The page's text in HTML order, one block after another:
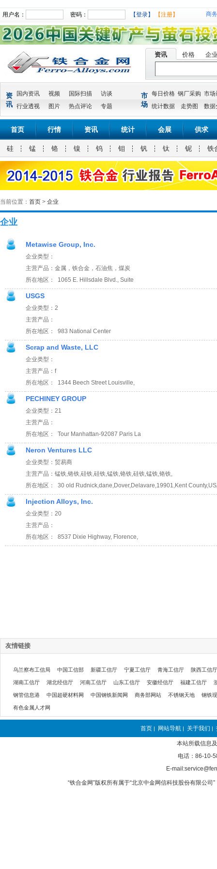
用户名： 密码： 【登录】 【注册】 商
资讯 价格 企
资
讯
国内资讯 视频 国际扫描
访谈
行业透视
图片 热点评论 专题
市
场
每日价格 钢厂采购 市场
统计数据
走势图 数据
首页 行情 资讯 统计 会展 供求
硅 锰 铬 镍 钨 钼 钒 钛 铌 铁
当前位置： 首页 > 企业
企业
Metawise Group, Inc.
企业类型：
主营产品：金属，铁合金，石油焦，煤炭
所在地区： 1065 E. Hillsdale Blvd., Suite
USGS
企业类型：2
主营产品：
所在地区： 983 National Center
Scrap and Waste, LLC
企业类型：
主营产品：f
所在地区： 1344 Beech Street Louisville,
PECHINEY GROUP
企业类型：21
主营产品：
所在地区： Tour Manhattan-92087 Paris La
Neron Ventures LLC
企业类型：贸易商
主营产品：锰铁,铬铁,硅铁,硅铁,锰铁,铬铁,硅铁,锰铁,铬铁,
所在地区： 30 old Rudnick,dane,Dover,Delavare,19901,Kent
Injection Alloys, Inc.
企业类型：20
主营产品：
所在地区： 8537 Dixie Highway, Florence,
友情链接
乌兰察布工信局 中国工信部 新疆工信厅 宁夏工信厅 青海工信厅 陕西工信厅
湖南工信厅 湖北经信厅 河南工信厅 山东工信厅 安徽经信厅 福建工信厅
钢管信息港 中国超硬材料网 中国钢铁新闻网 商务部网站 不锈钢天地 钢铁
有色金属人才网
首页 | 网站导航 | 关于我们 |
本站所载信息
电话：86-10-
E-
“铁合金网”版权所有属于“北京中金网信科技股份有限公司